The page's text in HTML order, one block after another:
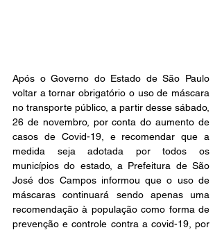
Após o Governo do Estado de São Paulo
voltar a tornar obrigatório o uso de máscara
no transporte público, a partir desse sábado,
26 de novembro, por conta do aumento de
casos de Covid-19, e recomendar que a
medida seja adotada por todos os
municípios do estado, a Prefeitura de São
José dos Campos informou que o uso de
máscaras continuará sendo apenas uma
recomendação à população como forma de
prevenção e controle contra a covid-19, por